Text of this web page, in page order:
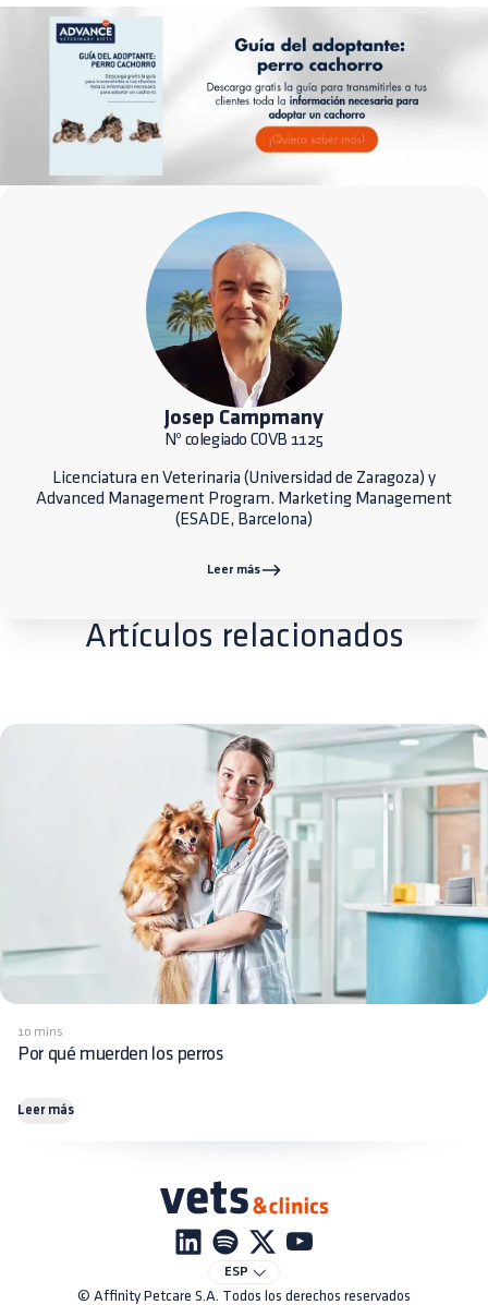
Josep Campmany
Nº colegiado COVB 1125
Licenciatura en Veterinaria (Universidad de Zaragoza) y
Advanced Management Program. Marketing Management
(ESADE, Barcelona)
Leer más
Artículos relacionados
10 mins
Por qué muerden los perros
Leer más
ESP
© Affinity Petcare S.A. Todos los derechos reservados